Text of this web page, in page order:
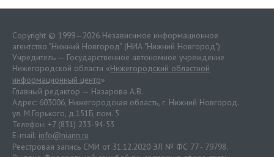
Copyright © 1999—2026 Независимое информационное
агентство "Нижний Новгород" (НИА "Нижний Новгород")
Учредитель — Государственное автономное учреждение
Нижегородской области «Нижегородский областной
информационный центр»
Главный редактор — Назарова А.В.
Адрес: 603006, Нижегородская область, г. Нижний Новгород.
ул. М.Горького, д.151Б, пом. 5
Телефон: +7 (831) 233-94-53
E-mail: info@niann.ru
Реестровая запись СМИ от 31.12.2020 ЭЛ № ФС 77 - 79798.